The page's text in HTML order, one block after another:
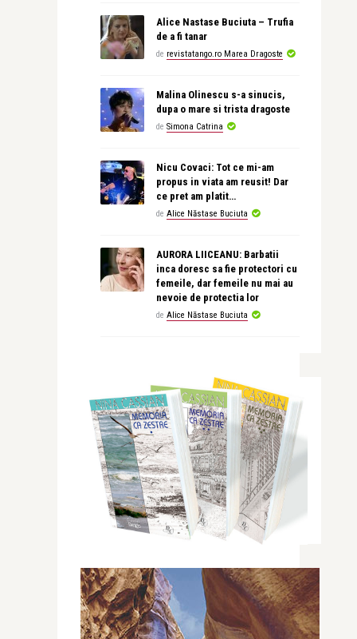
Alice Nastase Buciuta – Trufia
de a fi tanar
de revistatango.ro Marea Dragoste
Malina Olinescu s-a sinucis,
dupa o mare si trista dragoste
de Simona Catrina
Nicu Covaci: Tot ce mi-am
propus in viata am reusit! Dar
ce pret am platit…
de Alice Năstase Buciuta
AURORA LIICEANU: Barbatii
inca doresc sa fie protectori cu
femeile, dar femeile nu mai au
nevoie de protectia lor
de Alice Năstase Buciuta